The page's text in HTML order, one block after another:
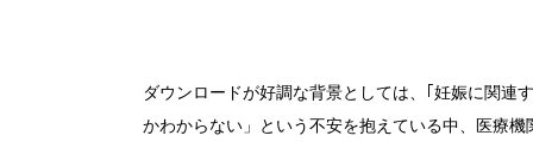
ダウンロードが好調な背景としては、｢妊娠に関連
かわからない」という不安を抱えている中、医療